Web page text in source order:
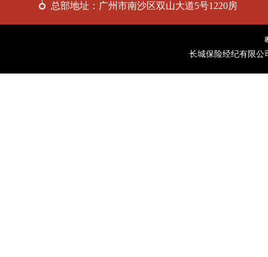
总部地址： 广州市南沙区双山大道5号1220房
长城保险经纪有限公